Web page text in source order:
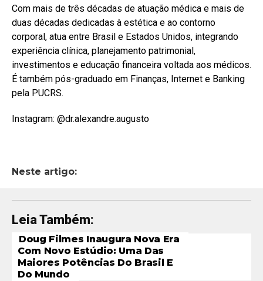
Com mais de três décadas de atuação médica e mais de
duas décadas dedicadas à estética e ao contorno
corporal, atua entre Brasil e Estados Unidos, integrando
experiência clínica, planejamento patrimonial,
investimentos e educação financeira voltada aos médicos.
É também pós-graduado em Finanças, Internet e Banking
pela PUCRS.
Instagram: @dr.alexandre.augusto
Neste artigo:
Leia Também:
Doug Filmes Inaugura Nova Era
Com Novo Estúdio: Uma Das
Maiores Potências Do Brasil E
Do Mundo